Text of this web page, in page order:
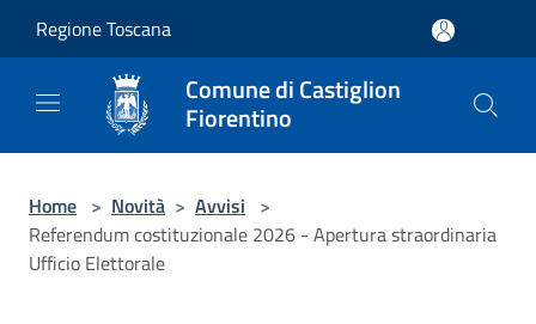
Regione Toscana
Comune di Castiglion
Fiorentino
Home > Novità > Avvisi >
Referendum costituzionale 2026 - Apertura straordinaria
Ufficio Elettorale